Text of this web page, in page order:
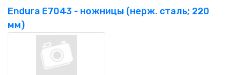
Endura E7043 - ножницы (нерж. сталь; 220
мм)